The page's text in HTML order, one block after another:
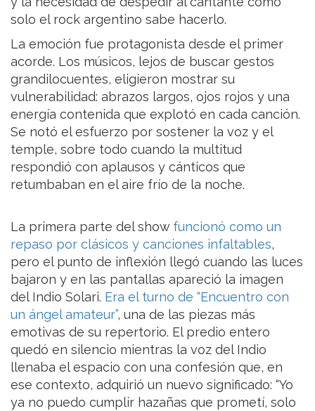
solo el rock argentino sabe hacerlo.
La emoción fue protagonista desde el primer
acorde. Los músicos, lejos de buscar gestos
grandilocuentes, eligieron mostrar su
vulnerabilidad: abrazos largos, ojos rojos y una
energía contenida que explotó en cada canción.
Se notó el esfuerzo por sostener la voz y el
temple, sobre todo cuando la multitud
respondió con aplausos y cánticos que
retumbaban en el aire frío de la noche.
La primera parte del showfuncionó como un
repaso por clásicos y canciones infaltables,
pero el punto de inflexión llegó cuando las luces
bajaron y en las pantallas apareció la imagen
del Indio Solari. Era el turno de “Encuentro con
un ángel amateur”, una de las piezas más
emotivas de su repertorio. El predio entero
quedó en silencio mientras la voz del Indio
llenaba el espacio con una confesión que, en
ese contexto, adquirió un nuevo significado: “Yo
ya no puedo cumplir hazañas que prometí, solo